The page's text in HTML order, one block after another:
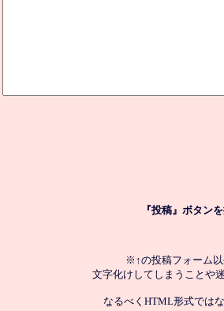
『投稿』ボタン
※↑の投稿フォーム
文字化けしてしまうことや
なるべくHTML形式では